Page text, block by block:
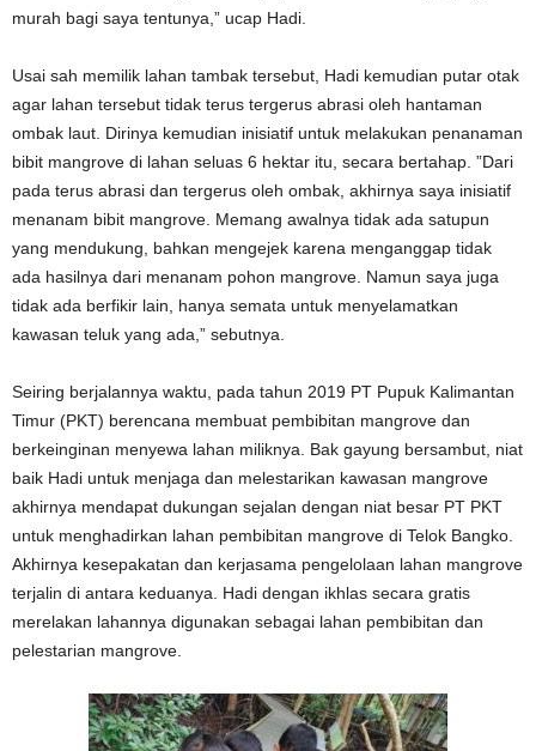
murah bagi saya tentunya,” ucap Hadi.
Usai sah memilik lahan tambak tersebut, Hadi kemudian putar otak
agar lahan tersebut tidak terus tergerus abrasi oleh hantaman
ombak laut. Dirinya kemudian inisiatif untuk melakukan penanaman
bibit mangrove di lahan seluas 6 hektar itu, secara bertahap. ”Dari
pada terus abrasi dan tergerus oleh ombak, akhirnya saya inisiatif
menanam bibit mangrove. Memang awalnya tidak ada satupun
yang mendukung, bahkan mengejek karena menganggap tidak
ada hasilnya dari menanam pohon mangrove. Namun saya juga
tidak ada berfikir lain, hanya semata untuk menyelamatkan
kawasan teluk yang ada,” sebutnya.
Seiring berjalannya waktu, pada tahun 2019 PT Pupuk Kalimantan
Timur (PKT) berencana membuat pembibitan mangrove dan
berkeinginan menyewa lahan miliknya. Bak gayung bersambut, niat
baik Hadi untuk menjaga dan melestarikan kawasan mangrove
akhirnya mendapat dukungan sejalan dengan niat besar PT PKT
untuk menghadirkan lahan pembibitan mangrove di Telok Bangko.
Akhirnya kesepakatan dan kerjasama pengelolaan lahan mangrove
terjalin di antara keduanya. Hadi dengan ikhlas secara gratis
merelakan lahannya digunakan sebagai lahan pembibitan dan
pelestarian mangrove.